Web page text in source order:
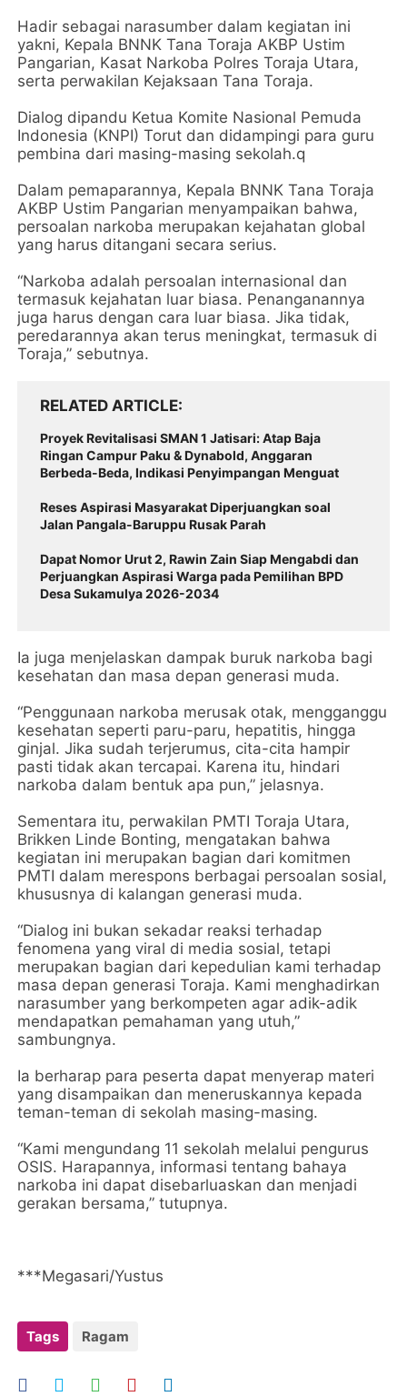
Hadir sebagai narasumber dalam kegiatan ini
yakni, Kepala BNNK Tana Toraja AKBP Ustim
Pangarian, Kasat Narkoba Polres Toraja Utara,
serta perwakilan Kejaksaan Tana Toraja.
Dialog dipandu Ketua Komite Nasional Pemuda
Indonesia (KNPI) Torut dan didampingi para guru
pembina dari masing-masing sekolah.q
Dalam pemaparannya, Kepala BNNK Tana Toraja
AKBP Ustim Pangarian menyampaikan bahwa,
persoalan narkoba merupakan kejahatan global
yang harus ditangani secara serius.
“Narkoba adalah persoalan internasional dan
termasuk kejahatan luar biasa. Penanganannya
juga harus dengan cara luar biasa. Jika tidak,
peredarannya akan terus meningkat, termasuk di
Toraja,” sebutnya.
RELATED ARTICLE
Proyek Revitalisasi SMAN 1 Jatisari: Atap Baja
Ringan Campur Paku & Dynabold, Anggaran
Berbeda-Beda, Indikasi Penyimpangan Menguat
Reses Aspirasi Masyarakat Diperjuangkan soal
Jalan Pangala-Baruppu Rusak Parah
Dapat Nomor Urut 2, Rawin Zain Siap Mengabdi dan
Perjuangkan Aspirasi Warga pada Pemilihan BPD
Desa Sukamulya 2026-2034
Ia juga menjelaskan dampak buruk narkoba bagi
kesehatan dan masa depan generasi muda.
“Penggunaan narkoba merusak otak, mengganggu
kesehatan seperti paru-paru, hepatitis, hingga
ginjal. Jika sudah terjerumus, cita-cita hampir
pasti tidak akan tercapai. Karena itu, hindari
narkoba dalam bentuk apa pun,” jelasnya.
Sementara itu, perwakilan PMTI Toraja Utara,
Brikken Linde Bonting, mengatakan bahwa
kegiatan ini merupakan bagian dari komitmen
PMTI dalam merespons berbagai persoalan sosial,
khususnya di kalangan generasi muda.
“Dialog ini bukan sekadar reaksi terhadap
fenomena yang viral di media sosial, tetapi
merupakan bagian dari kepedulian kami terhadap
masa depan generasi Toraja. Kami menghadirkan
narasumber yang berkompeten agar adik-adik
mendapatkan pemahaman yang utuh,”
sambungnya.
Ia berharap para peserta dapat menyerap materi
yang disampaikan dan meneruskannya kepada
teman-teman di sekolah masing-masing.
“Kami mengundang 11 sekolah melalui pengurus
OSIS. Harapannya, informasi tentang bahaya
narkoba ini dapat disebarluaskan dan menjadi
gerakan bersama,” tutupnya.
***Megasari/Yustus
Tags Ragam